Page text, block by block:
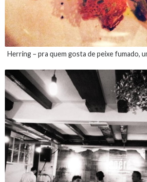
Herring – pra quem gosta de peixe fumado,